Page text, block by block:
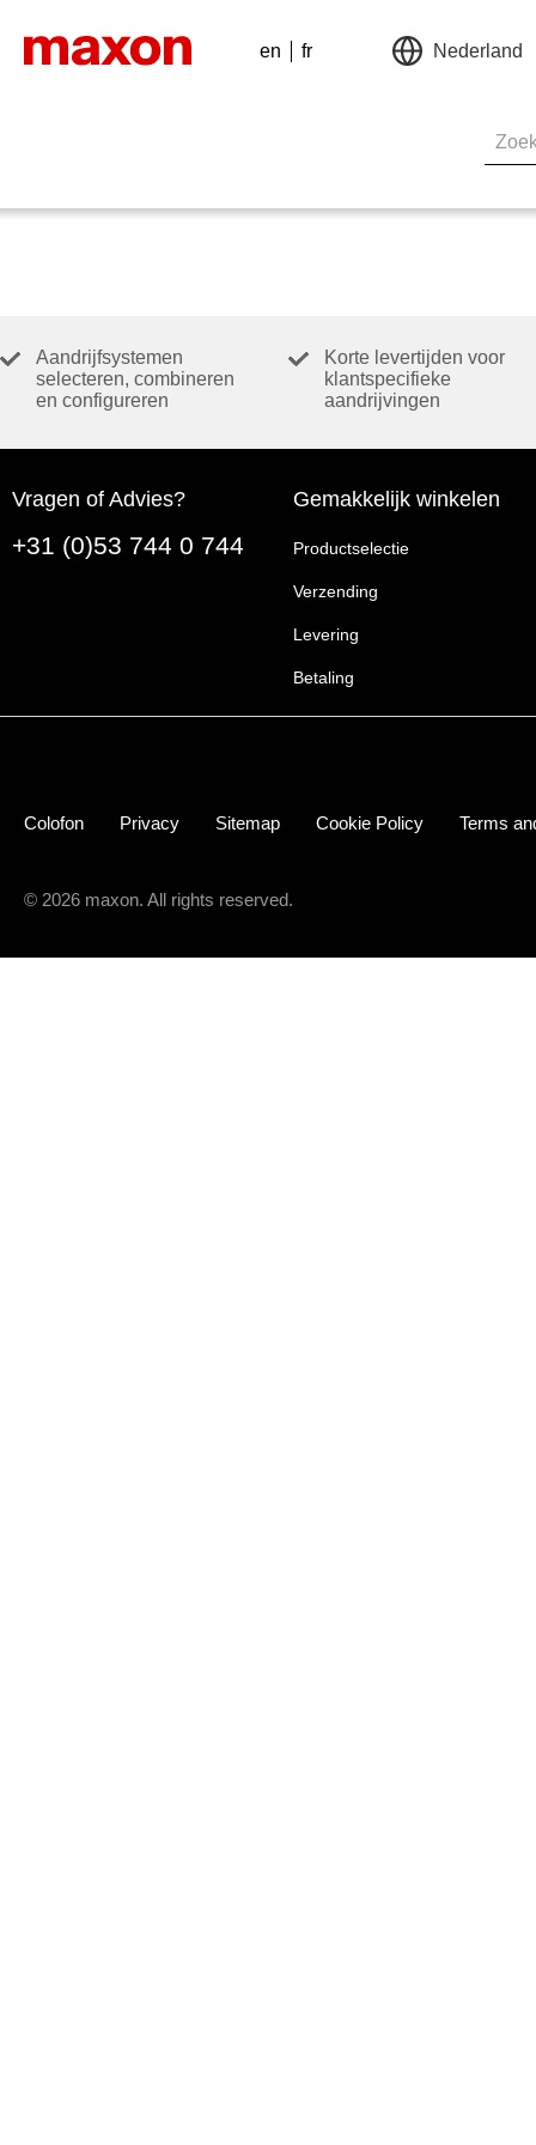
en fr Nederland
Aandrijfsystemen
selecteren, combineren
en configureren
Korte levertijden voor
klantspecifieke
aandrijvingen
Vragen of Advies?
+31 (0)53 744 0 744
Gemakkelijk winkelen
Productselectie
Verzending
Levering
Betaling
Colofon Privacy Sitemap Cookie Policy Terms
© 2026 maxon. All rights reserved.